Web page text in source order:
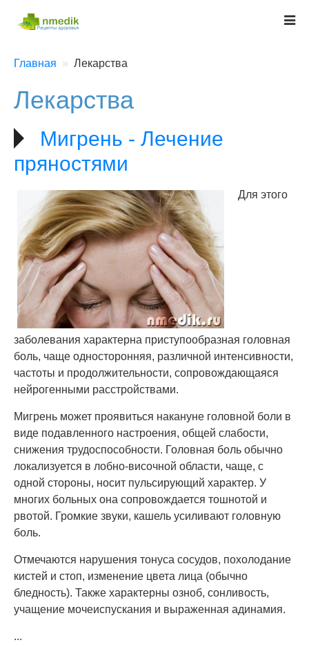
Главная Лекарства
Лекарства
Мигрень - Лечение
пряностями
Для этого
заболевания характерна приступообразная головная
боль, чаще односторонняя, различной интенсивности,
частоты и продолжительности, сопровождающаяся
нейрогенными расстройствами.
Мигрень может проявиться накануне головной боли в
виде подавленного настроения, общей слабости,
снижения трудоспособности. Головная боль обычно
локализуется в лобно-височной области, чаще, с
одной стороны, носит пульсирующий характер. У
многих больных она сопровождается тошнотой и
рвотой. Громкие звуки, кашель усиливают головную
боль.
Отмечаются нарушения тонуса сосудов, похолодание
кистей и стоп, изменение цвета лица (обычно
бледность). Также характерны озноб, сонливость,
учащение мочеиспускания и выраженная адинамия.
...